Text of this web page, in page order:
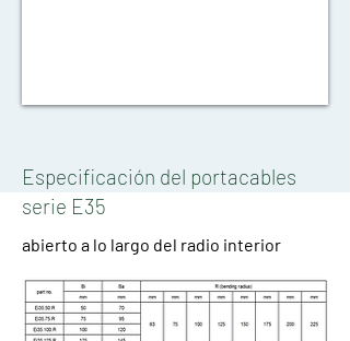
Especificación del portacables
serie E35
abierto a lo largo del radio interior